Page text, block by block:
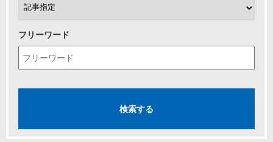
フリーワード